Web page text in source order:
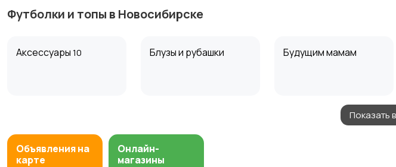
Футболки и топы в Новосибирске
Аксессуары 10 Блузы и рубашки Будущим мамам
Нижнее белье 1
Показать
Объявления на
карте
Онлайн-
магазины